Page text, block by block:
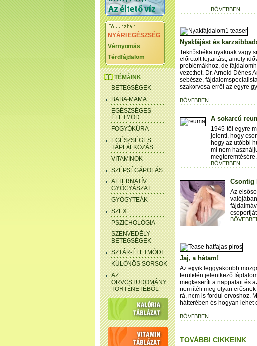
NYÁRI EGÉSZSÉG
Vérnyomás
Térdfájdalom
TÉMÁINK
BETEGSÉGEK
BABA-MAMA
EGÉSZSÉGES
ÉLETMÓD
FOGYÓKÚRA
EGÉSZSÉGES
TÁPLÁLKOZÁS
VITAMINOK
SZÉPSÉGÁPOLÁS
ALTERNATÍV
GYÓGYÁSZAT
GYÓGYTEÁK
SZEX
PSZICHOLÓGIA
SZENVEDÉLY-
BETEGSÉGEK
SZTÁR-ÉLETMÓDI
KÜLÖNÖS SORSOK
AZ
ORVOSTUDOMÁNY
TÖRTÉNETÉBŐL
BŐVEBBEN
Nyakfájást és
Teknősbéka nyaknak vagy
előretolt fejtartást, amely
problémákhoz, de
vezethet. Dr. Arnold Dénes
sebésze,
szakorvosa erről az egyre
BŐVEBBEN
A sokarcú
1945-től egyre
jelenti, hogy
hogy az utóbbi
mi nem
megteremtésére.
BŐVEBBEN
Csontig
Az
Jaj, a hátam!
Az egyik leggyakoribb
területén jelentkező
megkeseríti a nappalait és
nem ítéli meg olyan
rá, nem is fordul orvoshoz.
hátterében és hogyan lehet
BŐVEBBEN
TOVÁBBI CIKKEINK